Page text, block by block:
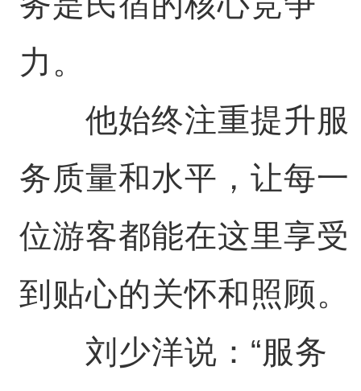
力。
他始终注重提升服
务质量和水平，让每一
位游客都能在这里享受
到贴心的关怀和照顾。
刘少洋说：“服务